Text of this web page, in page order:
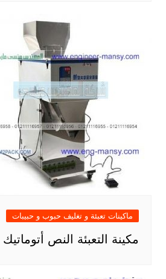
ماكينات تعبئة و تغليف حبوب و حبيبات
مكينة التعبئة النص